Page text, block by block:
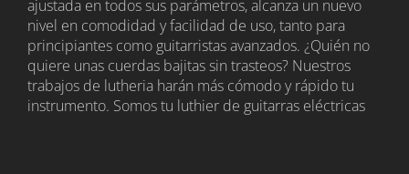
ajustada en todos sus parámetros, alcanza un nuevo
nivel en comodidad y facilidad de uso, tanto para
principiantes como guitarristas avanzados. ¿Quién no
quiere unas cuerdas bajitas sin trasteos? Nuestros
trabajos de lutheria harán más cómodo y rápido tu
instrumento. Somos tu luthier de guitarras eléctricas